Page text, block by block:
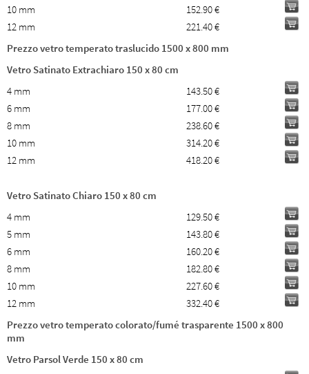
10 mm
152.90 €
12 mm
221.40 €
Prezzo vetro temperato traslucido 1500 x 800 mm
Vetro Satinato Extrachiaro 150 x 80 cm
4 mm
143.50 €
6 mm
177.00 €
8 mm
238.60 €
10 mm
314.20 €
12 mm
418.20 €
Vetro Satinato Chiaro 150 x 80 cm
4 mm
129.50 €
5 mm
143.80 €
6 mm
160.20 €
8 mm
182.80 €
10 mm
227.60 €
12 mm
332.40 €
Prezzo vetro temperato colorato/fumé trasparente 1500 x 800
mm
Vetro Parsol Verde 150 x 80 cm